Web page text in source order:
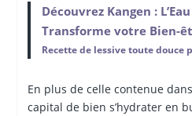
Découvrez Kangen :
Transforme votre Bien-
Recette de lessive toute douce
En plus de celle contenue
capital de bien s’hydrater en